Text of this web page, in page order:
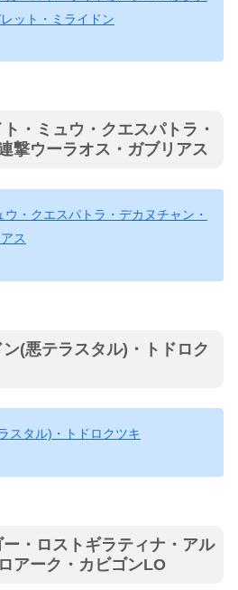
ット・ミライドン
ト・ミュウ・クエスパトラ・
撃ウーラオス・ガブリアス
ウ・クエスパトラ・デカヌチャン・
ス
ン(悪テラスタル)・トドロク
スタル)・トドロクツキ
ー・ロストギラティナ・アル
アーク・カビゴンLO